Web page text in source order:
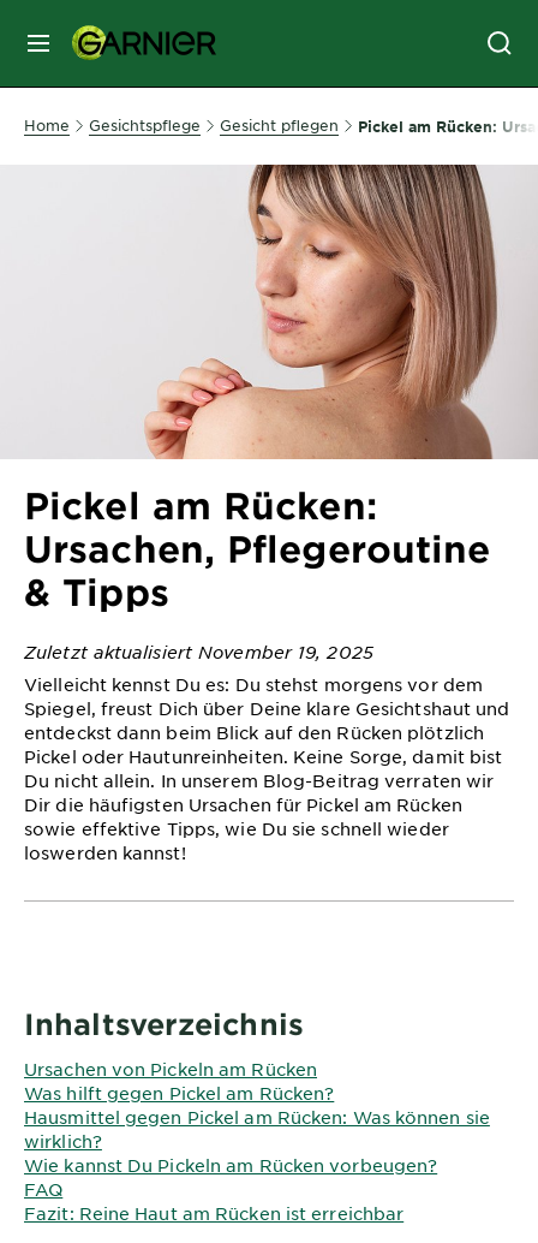
MENU
GESICHTSPFLEGE
SONNENSCHUTZ
KÖRPERPFLEGE
SERVICES
&
DIAGNOSTIK
Unsere
Inhaltsstoffe
Neu!
Garnier x
Gisele
Bündchen
Garnier's Weg
zur
Nachhaltigkeit
Beauty
Home Gesichtspflege Gesicht pflegen Pickel am Rücken:
Pickel am Rücken:
Ursachen, Pflegeroutine
& Tipps
Zuletzt aktualisiert November 19, 2025
Vielleicht kennst Du es: Du stehst morgens vor dem
Spiegel, freust Dich über Deine klare Gesichtshaut und
entdeckst dann beim Blick auf den Rücken plötzlich
Pickel oder Hautunreinheiten. Keine Sorge, damit bist
Du nicht allein. In unserem Blog-Beitrag verraten wir
Dir die häufigsten Ursachen für Pickel am Rücken
sowie effektive Tipps, wie Du sie schnell wieder
loswerden kannst!
Inhaltsverzeichnis
Ursachen von Pickeln am Rücken
Was hilft gegen Pickel am Rücken?
Hausmittel gegen Pickel am Rücken: Was können sie
wirklich?
Wie kannst Du Pickeln am Rücken vorbeugen?
FAQ
Fazit: Reine Haut am Rücken ist erreichbar